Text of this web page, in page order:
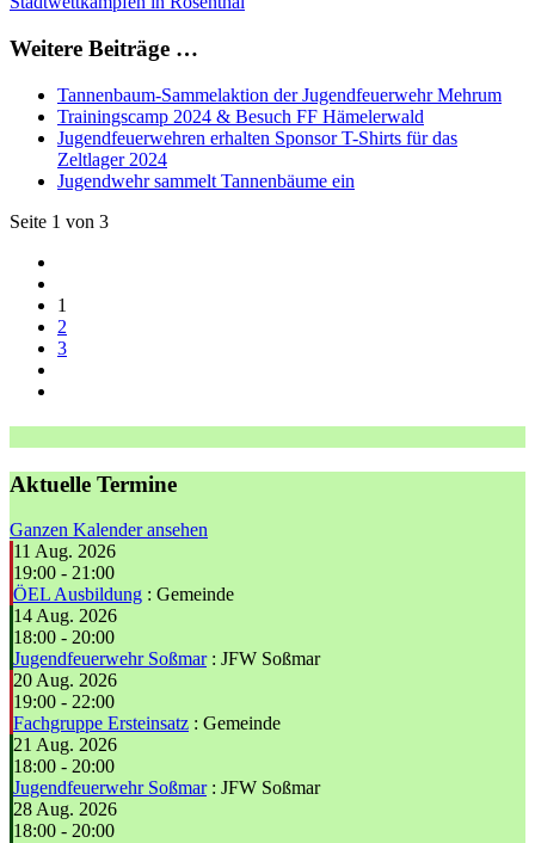
Weitere Beiträge …
Tannenbaum-Sammelaktion der Jugendfeuerwehr Mehrum
Trainingscamp 2024 & Besuch FF Hämelerwald
Jugendfeuerwehren erhalten Sponsor T-Shirts für das
Zeltlager 2024
Jugendwehr sammelt Tannenbäume ein
Seite 1 von 3
1
2
3
Aktuelle Termine
Ganzen Kalender ansehen
11 Aug. 2026
19:00 - 21:00
ÖEL Ausbildung : Gemeinde
14 Aug. 2026
18:00 - 20:00
Jugendfeuerwehr Soßmar: JFW Soßmar
20 Aug. 2026
19:00 - 22:00
Fachgruppe Ersteinsatz : Gemeinde
21 Aug. 2026
18:00 - 20:00
Jugendfeuerwehr Soßmar: JFW Soßmar
28 Aug. 2026
18:00 - 20:00